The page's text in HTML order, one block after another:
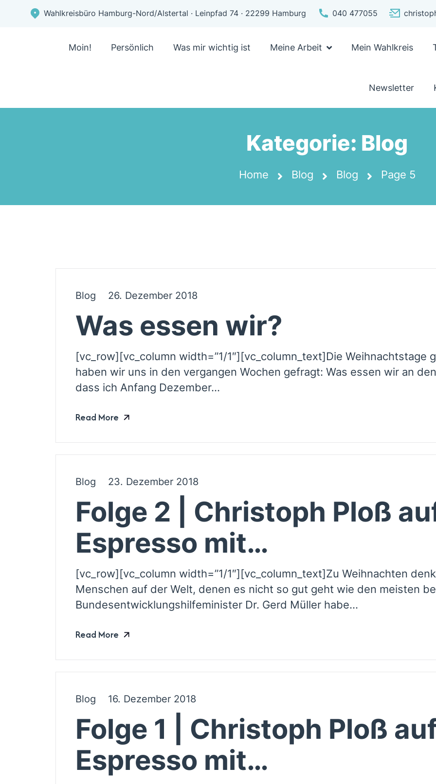
Wahlkreisbüro Hamburg-Nord/Alstertal · Leinpfad 74 · 22299 Hamburg 040 477055
Moin! Persönlich Was mir wichtig ist Meine Arbeit Mein Wahlkreis
Newsletter
Kategorie: Blog
Home Blog Blog Page 5
Blog 26. Dezember 2018
Was essen wir?
[vc_row][vc_column width=”1/1″][vc_column_text]Die Weihnachtstage
haben wir uns in den vergangen Wochen gefragt: Was essen wir an
dass ich Anfang Dezember...
Read More
Blog 23. Dezember 2018
Folge 2 | Christoph Ploß
Espresso mit…
[vc_row][vc_column width=”1/1″][vc_column_text]Zu Weihnachten
Menschen auf der Welt, denen es nicht so gut geht wie den meisten
Bundesentwicklungshilfeminister Dr. Gerd Müller habe...
Read More
Blog 16. Dezember 2018
Folge 1 | Christoph Ploß
Espresso mit…